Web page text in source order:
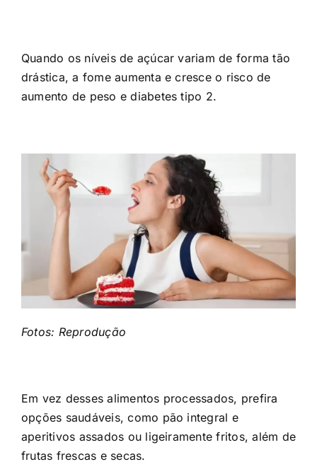
Quando os níveis de açúcar variam de forma tão
drástica, a fome aumenta e cresce o risco de
aumento de peso e diabetes tipo 2.
Fotos: Reprodução
Em vez desses alimentos processados, prefira
opções saudáveis, como pão integral e
aperitivos assados ou ligeiramente fritos, além de
frutas frescas e secas.